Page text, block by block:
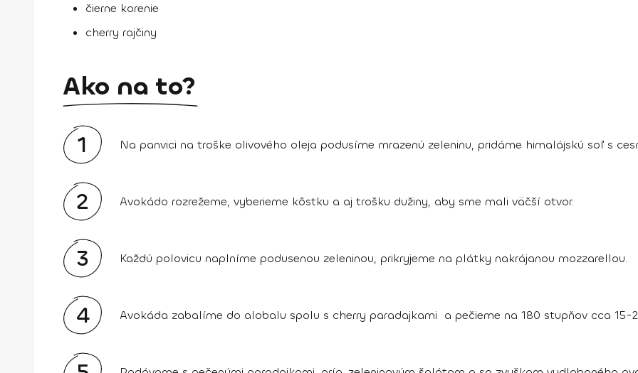
čierne korenie
cherry rajčiny
Ako na to?
1 Na panvici na troške olivového oleja podusíme mrazenú zeleninu, pridáme himalájskú soľ s
2 Avokádo rozrežeme, vyberieme kôstku a aj trošku dužiny, aby sme mali väčší otvor.
3 Každú polovicu naplníme podusenou zeleninou, prikryjeme na plátky nakrájanou mozzarellou.
4 Avokáda zabalíme do alobalu spolu s cherry paradajkami a pečieme na 180 stupňov cca 15-